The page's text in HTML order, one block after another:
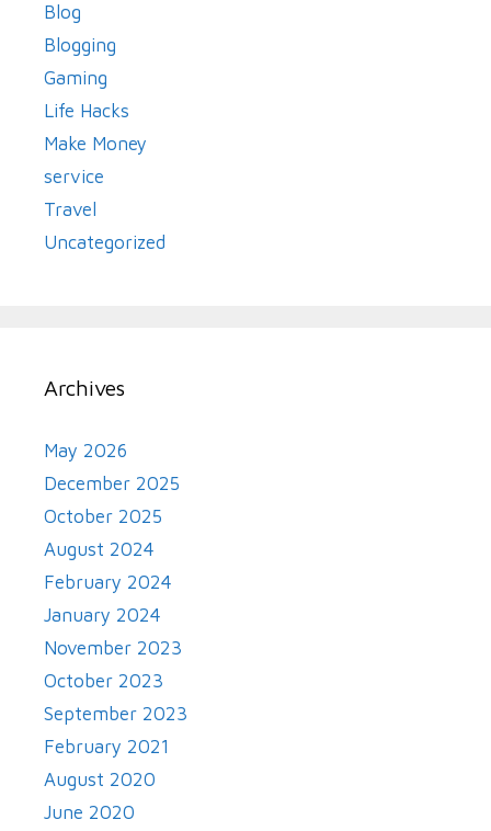
Blog
Blogging
Gaming
Life Hacks
Make Money
service
Travel
Uncategorized
Archives
May 2026
December 2025
October 2025
August 2024
February 2024
January 2024
November 2023
October 2023
September 2023
February 2021
August 2020
June 2020